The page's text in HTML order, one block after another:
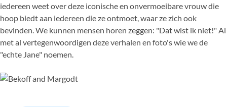
iedereen weet over deze iconische en onvermoeibare vrouw die
hoop biedt aan iedereen die ze ontmoet, waar ze zich ook
bevinden. We kunnen mensen horen zeggen: "Dat wist ik niet!" Al
met al vertegenwoordigen deze verhalen en foto's wie we de
"echte Jane" noemen.